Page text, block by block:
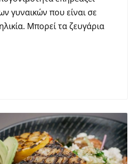
γυναικών που είναι σε
Μπορεί τα ζευγάρια